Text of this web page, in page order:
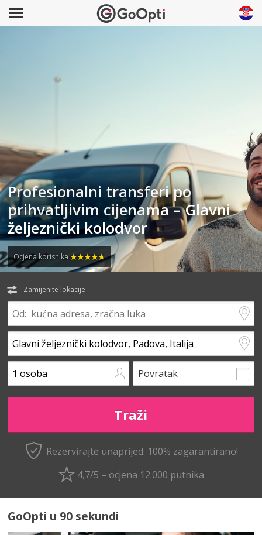
Profesionalni transferi po
prihvatljivim cijenama – Glavni
željeznički kolodvor
Ocjena korisnika
Zamijenite lokacije
Povratak
Rezervirajte unaprijed. 100% zagarantirano!
4,7/5 – ocjena 12.000 putnika
GoOpti u 90 sekundi